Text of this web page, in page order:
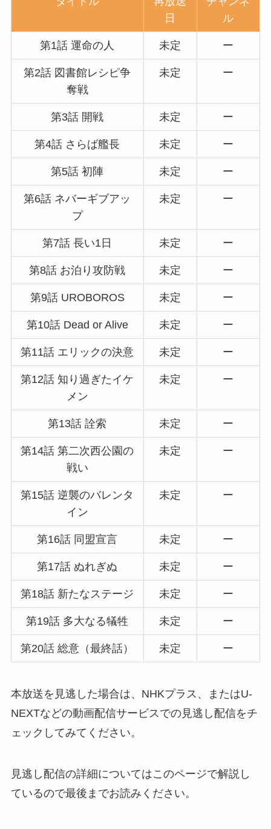
日
ル
第1話 運命の人 未定 ー
第2話 図書館レシピ争
奪戦
未定 ー
第3話 開戦 未定 ー
第4話 さらば艦長 未定 ー
第5話 初陣 未定 ー
第6話 ネバーギブアッ
プ
未定 ー
第7話 長い1日 未定 ー
第8話 お泊り攻防戦 未定 ー
第9話 UROBOROS 未定 ー
第10話 Dead or Alive 未定 ー
第11話 エリックの決意 未定 ー
第12話 知り過ぎたイケ
メン
未定 ー
第13話 詮索 未定 ー
第14話 第二次西公園の
戦い
未定 ー
第15話 逆襲のバレンタ
イン
未定 ー
第16話 同盟宣言 未定 ー
第17話 ぬれぎぬ 未定 ー
第18話 新たなステージ 未定 ー
第19話 多大なる犠牲 未定 ー
第20話 総意（最終話） 未定 ー
本放送を見逃した場合は、NHKプラス、またはU-
NEXTなどの動画配信サービスでの見逃し配信をチ
ェックしてみてください。
見逃し配信の詳細についてはこのページで解説し
ているので最後までお読みください。